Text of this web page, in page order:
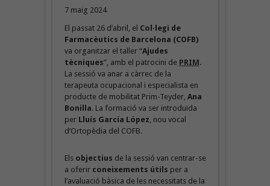
7 maig 2024
El passat 26 d’abril, el Col·legi de
Farmacèutics de Barcelona (COFB)
va organitzar el taller “Ajudes
tècniques”, amb el patrocini de PRIM.
La sessió va anar a càrrec de la
terapeuta ocupacional i especialista en
producte de mobilitat Prim-Teyder, Ana
Bonilla. La formació va ser introduïda
per Lluís García López , nou vocal
d’Ortopèdia del COFB.
Els objectius de la sessió van centrar-se
a oferir coneixements útils per a
l’avaluació bàsica de les necessitats de la